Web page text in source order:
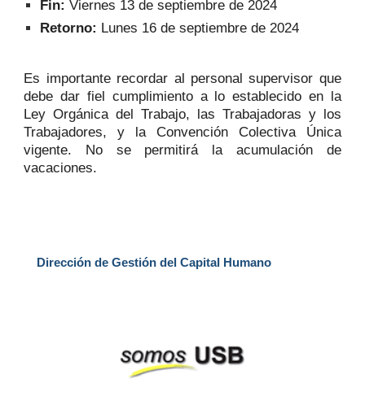
Fin: Viernes 13 de septiembre de 2024
Retorno: Lunes 16 de septiembre de 2024
Es importante recordar al personal supervisor que
debe dar fiel cumplimiento a lo establecido en la
Ley Orgánica del Trabajo, las Trabajadoras y los
Trabajadores, y la Convención Colectiva Única
vigente. No se permitirá la acumulación de
vacaciones.
Dirección de Gestión del Capital Humano